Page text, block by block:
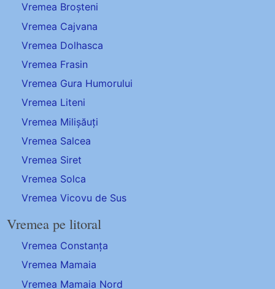
Vremea Broșteni
Vremea Cajvana
Vremea Dolhasca
Vremea Frasin
Vremea Gura Humorului
Vremea Liteni
Vremea Milișăuți
Vremea Salcea
Vremea Siret
Vremea Solca
Vremea Vicovu de Sus
Vremea pe litoral
Vremea Constanța
Vremea Mamaia
Vremea Mamaia Nord